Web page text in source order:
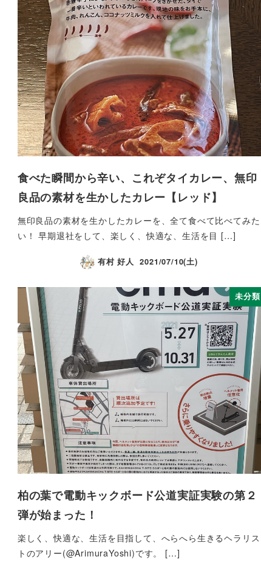
食べた瞬間から辛い、これぞタイカレー、無印
良品の素材を生かしたカレー【レッド】
無印良品の素材を生かしたカレーを、全て食べて比べてみた
い！ 早期退社をして、楽しく、快適な、生活を目 […]
有村 好人 2021/07/10(土)
未分類
柏の葉で電動キックボード公道実証実験の第２
弾が始まった！
楽しく、快適な、生活を目指して、へらへら生きるヘラリス
トのアリー(@ArimuraYoshi)です。 […]